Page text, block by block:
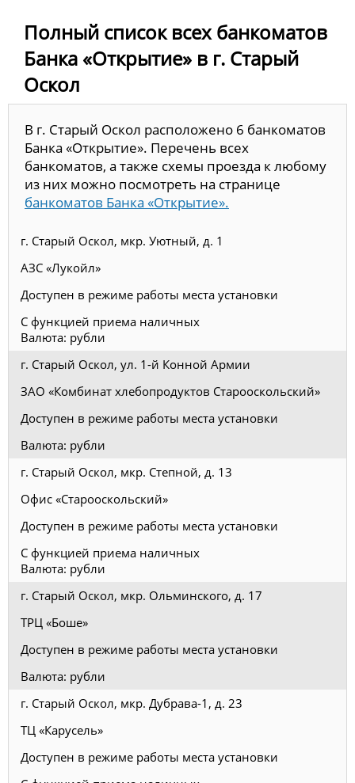
Полный список всех банкоматов
Банка «Открытие» в г. Старый
Оскол
В г. Старый Оскол расположено 6 банкоматов
Банка «Открытие». Перечень всех
банкоматов, а также схемы проезда к любому
из них можно посмотреть на странице
банкоматов Банка «Открытие».
г. Старый Оскол, мкр. Уютный, д. 1
АЗС «Лукойл»
Доступен в режиме работы места установки
С функцией приема наличных
Валюта: рубли
г. Старый Оскол, ул. 1-й Конной Армии
ЗАО «Комбинат хлебопродуктов Старооскольский»
Доступен в режиме работы места установки
Валюта: рубли
г. Старый Оскол, мкр. Степной, д. 13
Офис «Старооскольский»
Доступен в режиме работы места установки
С функцией приема наличных
Валюта: рубли
г. Старый Оскол, мкр. Ольминского, д. 17
ТРЦ «Боше»
Доступен в режиме работы места установки
Валюта: рубли
г. Старый Оскол, мкр. Дубрава-1, д. 23
ТЦ «Карусель»
Доступен в режиме работы места установки